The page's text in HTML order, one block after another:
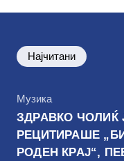
Најчитани
КАтегорија
Музика
ЗДРАВКО ЧОЛИЌ
РЕЦИТИРАШЕ
РОДЕН КРАЈ“,